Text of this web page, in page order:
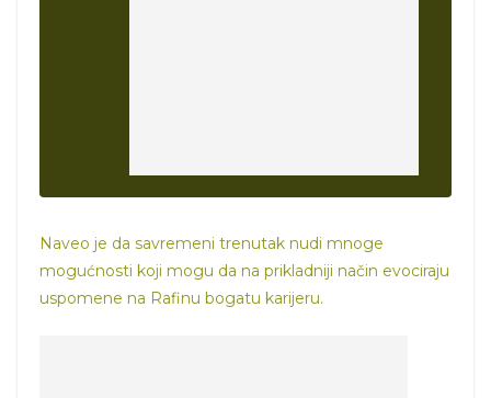
Naveo je da savremeni trenutak nudi mnoge
mogućnosti koji mogu da na prikladniji način evociraju
uspomene na Rafinu bogatu karijeru.